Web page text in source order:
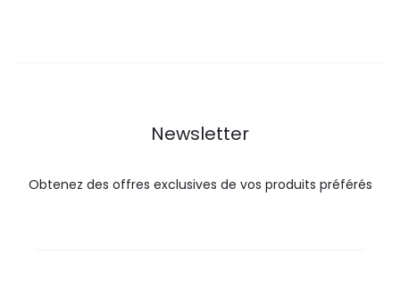
Newsletter
Obtenez des offres exclusives de vos produits préférés